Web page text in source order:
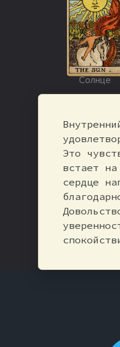
Солнце
Это
встает
сердце